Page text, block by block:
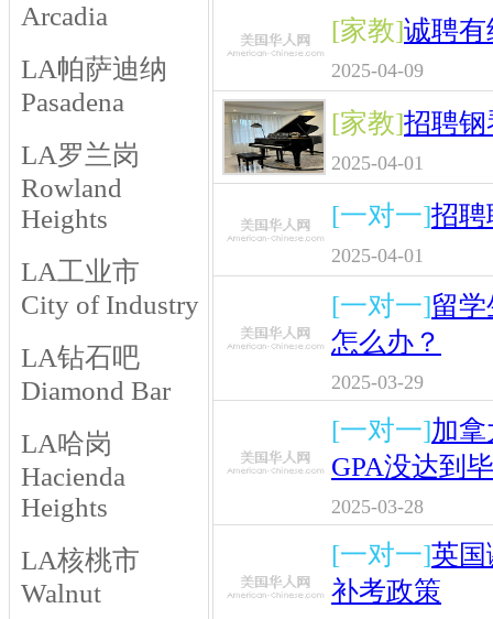
Arcadia
LA帕萨迪纳
Pasadena
LA罗兰岗
Rowland
Heights
LA工业市
City of Industry
LA钻石吧
Diamond Bar
LA哈岗
Hacienda
Heights
LA核桃市
Walnut
[家教]诚聘
2025-04-09
[家教]招聘
2025-04-01
[一对一]招聘
2025-04-01
[一对一]留
怎么办？
2025-03-29
[一对一]加
GPA没达到
2025-03-28
[一对一]英国
补考政策